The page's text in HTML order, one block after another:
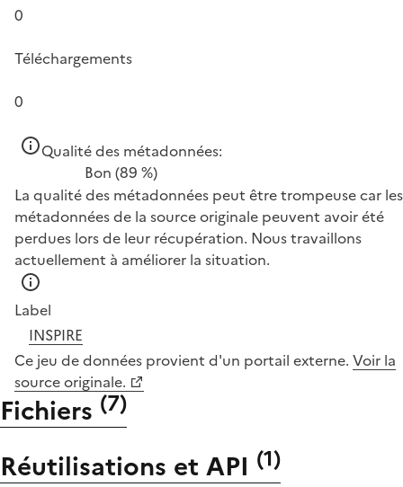
0
Téléchargements
0
Qualité des métadonnées:
Bon (89 %)
La qualité des métadonnées peut être trompeuse car les
métadonnées de la source originale peuvent avoir été
perdues lors de leur récupération. Nous travaillons
actuellement à améliorer la situation.
Label
INSPIRE
Ce jeu de données provient d'un portail externe. Voir la
source originale.
Fichiers (7)
Réutilisations et API (1)